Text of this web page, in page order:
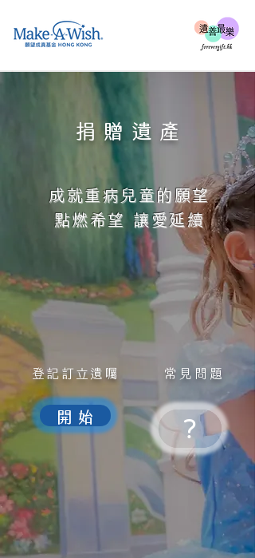
捐贈遺產
成就重病兒童的願望
點燃希望 讓愛延續
登記訂立遺囑 常見問題
開 始 ?